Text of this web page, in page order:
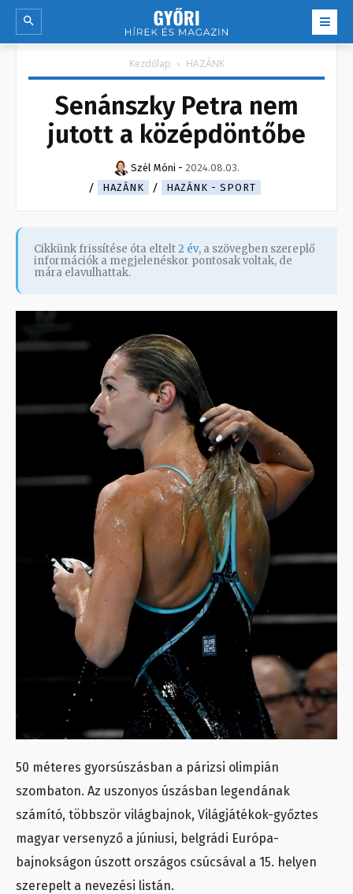
Kezdőlap HAZÁNK
Senánszky Petra nem
jutott a középdöntőbe
Szél Móni - 2024.08.03.
HAZÁNK
HAZÁNK - SPORT
Cikkünk frissítése óta eltelt2 év, a szövegben szereplő
információk a megjelenéskor pontosak voltak, de
mára elavulhattak.
50 méteres gyorsúszásban a párizsi olimpián
szombaton. Az uszonyos úszásban legendának
számító, többször világbajnok, Világjátékok-győztes
magyar versenyző a júniusi, belgrádi Európa-
bajnokságon úszott országos csúcsával a 15. helyen
szerepelt a nevezési listán.